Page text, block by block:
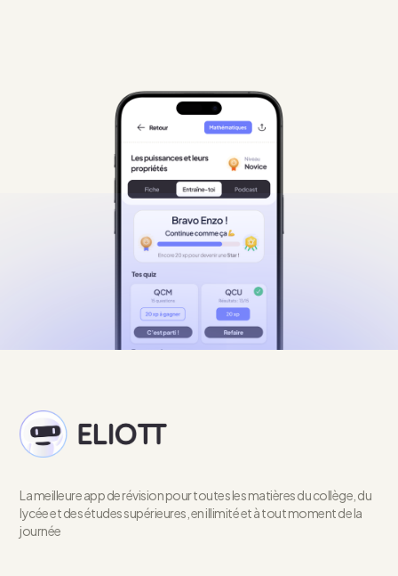
La meilleure app de révision pour toutes les matières du collège, du
lycée et des études supérieures, en illimité et à tout moment de la
journée